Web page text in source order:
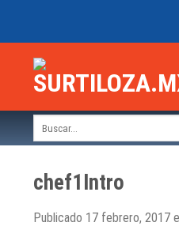
chef1Intro
Publicado 17 febrero, 2017